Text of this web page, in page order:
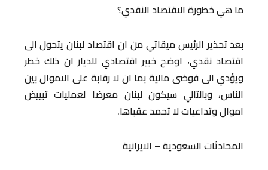
ما هي خطورة الاقتصاد النقدي؟
بعد تحذير الرئيس ميقاتي من ان اقتصاد لبنان يتحول الى
اقتصاد نقدي، اوضح خبير اقتصادي للديار ان ذلك خطر
ويؤدي الى فوضى مالية بما ان لا رقابة على الاموال بين
الناس، وبالتالي سيكون لبنان معرضا لعمليات تبييض
اموال وتداعيات لا تحمد عقباها.
المحادثات السعودية – الايرانية